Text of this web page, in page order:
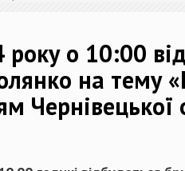
року о 10:00
на тему
Чернівецької